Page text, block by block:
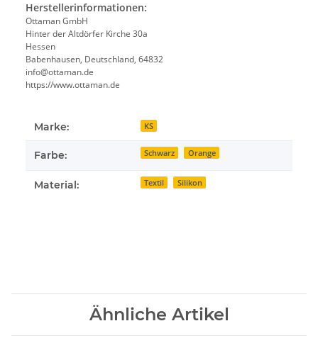
Herstellerinformationen:
Ottaman GmbH
Hinter der Altdörfer Kirche 30a
Hessen
Babenhausen, Deutschland, 64832
info@ottaman.de
https://www.ottaman.de
Marke: KS
Farbe: Schwarz Orange
Material: Textil Silikon
Ähnliche Artikel